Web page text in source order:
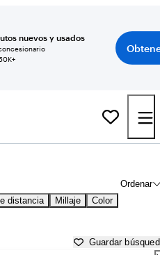
nuevos y usados
Ordenar
distancia Millaje Color
Guardar